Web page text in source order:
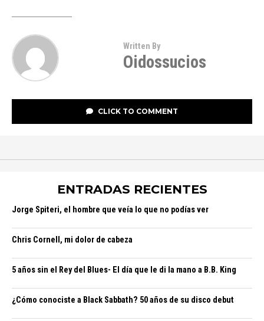
Written By
Oidossucios
CLICK TO COMMENT
ENTRADAS RECIENTES
Jorge Spiteri, el hombre que veía lo que no podías ver
Chris Cornell, mi dolor de cabeza
5 años sin el Rey del Blues- El día que le di la mano a B.B. King
¿Cómo conociste a Black Sabbath? 50 años de su disco debut